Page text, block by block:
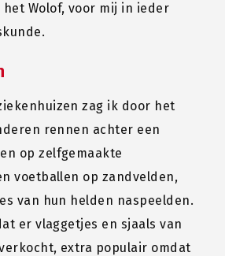
het Wolof, voor mij in ieder
zag ik door het
rennen achter een
op zelfgemaakte
voetballen op zandvelden,
van hun helden naspeelden.
er vlaggetjes en sjaals van
extra populair omdat